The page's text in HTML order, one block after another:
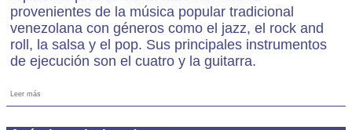
provenientes de la música popular tradicional
venezolana con géneros como el jazz, el rock and
roll, la salsa y el pop. Sus principales instrumentos
de ejecución son el cuatro y la guitarra.
Leer más